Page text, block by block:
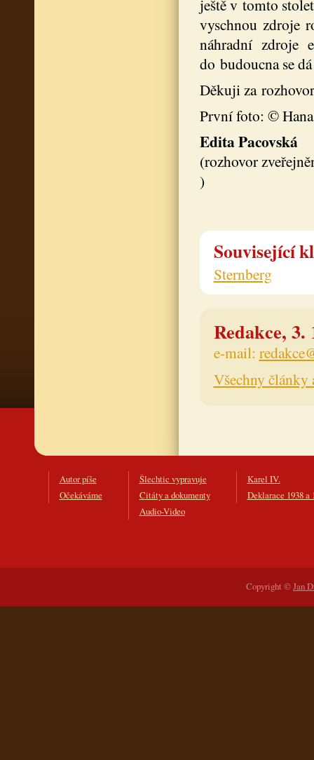
ještě v tomto
vyschnou zdroje
náhradní zdroje
do budoucna se
Děkuji za
První foto: ©
Edita Pacovská
(rozhovor
)
Související
Sternberg
Redakce, 3.
e-mail:
Všechny články
Autor píše
Očekáváme
Šlechtic vypravuje
Citáty a dokumenty
Audio-Video
Karel IV.
Deklarace 1938 a
Copyright ©Jan